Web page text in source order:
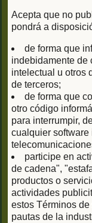
Acepta que no
pondrá a
de forma que
indebidamente de
intelectual u otros
de terceros;
de forma que
otro código
para interrumpir,
cualquier
participe en
de cadena",
productos o
actividades
estos Términos
pautas de la